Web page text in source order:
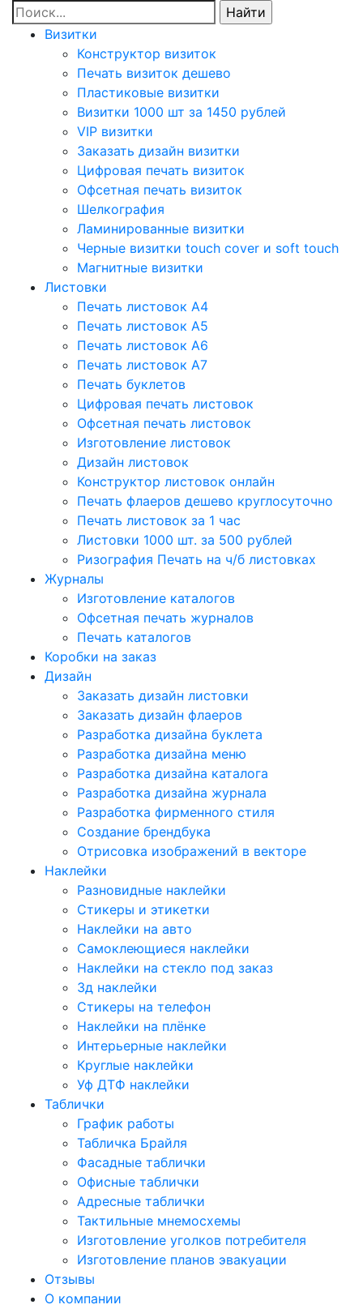
Визитки
Конструктор визиток
Печать визиток дешево
Пластиковые визитки
Визитки 1000 шт за 1450 рублей
VIP визитки
Заказать дизайн визитки
Цифровая печать визиток
Офсетная печать визиток
Шелкография
Ламинированные визитки
Черные визитки touch cover и soft touch
Магнитные визитки
Листовки
Печать листовок А4
Печать листовок А5
Печать листовок А6
Печать листовок А7
Печать буклетов
Цифровая печать листовок
Офсетная печать листовок
Изготовление листовок
Дизайн листовок
Конструктор листовок онлайн
Печать флаеров дешево круглосуточно
Печать листовок за 1 час
Листовки 1000 шт. за 500 рублей
Ризография Печать на ч/б листовках
Журналы
Изготовление каталогов
Офсетная печать журналов
Печать каталогов
Коробки на заказ
Дизайн
Заказать дизайн листовки
Заказать дизайн флаеров
Разработка дизайна буклета
Разработка дизайна меню
Разработка дизайна каталога
Разработка дизайна журнала
Разработка фирменного стиля
Создание брендбука
Отрисовка изображений в векторе
Наклейки
Разновидные наклейки
Стикеры и этикетки
Наклейки на авто
Самоклеющиеся наклейки
Наклейки на стекло под заказ
3д наклейки
Cтикеры на телефон
Наклейки на плёнке
Интерьерные наклейки
Круглые наклейки
Уф ДТФ наклейки
Таблички
График работы
Табличка Брайля
Фасадные таблички
Офисные таблички
Адресные таблички
Тактильные мнемосхемы
Изготовление уголков потребителя
Изготовление планов эвакуации
Отзывы
О компании